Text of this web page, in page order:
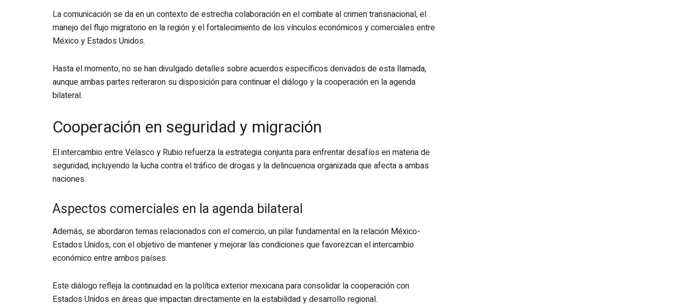
La comunicación se da en un contexto de estrecha colaboración en el combate al crimen transnacional, el
manejo del flujo migratorio en la región y el fortalecimiento de los vínculos económicos y comerciales entre
México y Estados Unidos.
Hasta el momento, no se han divulgado detalles sobre acuerdos específicos derivados de esta llamada,
aunque ambas partes reiteraron su disposición para continuar el diálogo y la cooperación en la agenda
bilateral.
Cooperación en seguridad y migración
El intercambio entre Velasco y Rubio refuerza la estrategia conjunta para enfrentar desafíos en materia de
seguridad, incluyendo la lucha contra el tráfico de drogas y la delincuencia organizada que afecta a ambas
naciones.
Aspectos comerciales en la agenda bilateral
Además, se abordaron temas relacionados con el comercio, un pilar fundamental en la relación México-
Estados Unidos, con el objetivo de mantener y mejorar las condiciones que favorezcan el intercambio
económico entre ambos países.
Este diálogo refleja la continuidad en la política exterior mexicana para consolidar la cooperación con
Estados Unidos en áreas que impactan directamente en la estabilidad y desarrollo regional.